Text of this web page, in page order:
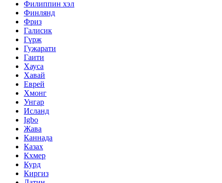
Филиппин хэл
Финлянд
Фриз
Галисик
Гүрж
Гужарати
Гаити
Хауса
Хавай
Еврей
Хмонг
Унгар
Исланд
Igbo
Жава
Каннада
Казах
Кхмер
Курд
Киргиз